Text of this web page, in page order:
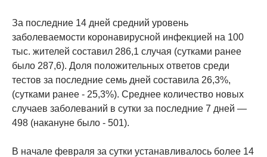
За последние 14 дней средний уровень
заболеваемости коронавирусной инфекцией на 100
тыс. жителей составил 286,1 случая (сутками ранее
было 287,6). Доля положительных ответов среди
тестов за последние семь дней составила 26,3%,
(сутками ранее - 25,3%). Среднее количество новых
случаев заболеваний в сутки за последние 7 дней —
498 (накануне было - 501).
В начале февраля за сутки устанавливалось более 14